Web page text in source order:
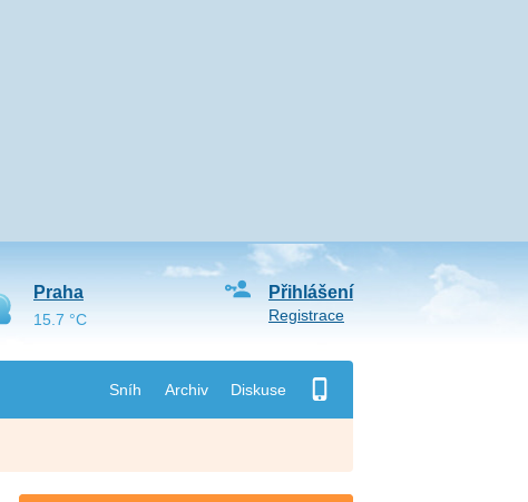
Sníh Archiv Diskuse
Přihlášení
Registrace
Praha
15.7 °C